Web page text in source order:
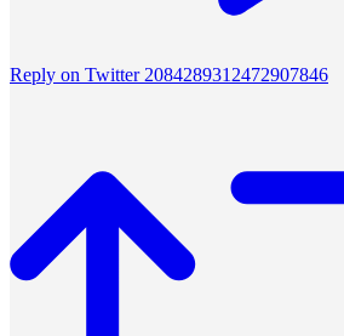
Reply on Twitter 2084289312472907846